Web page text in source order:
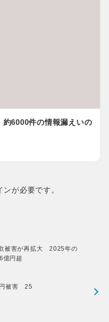
6000件の情報漏えいの
が必要です。
被害が再拡大 2025年の
億円超
円被害 25